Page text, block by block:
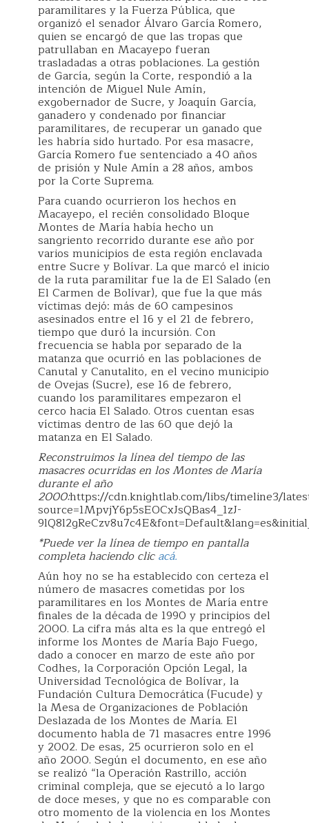
paramilitares y la Fuerza Pública, que
organizó el senador Álvaro García Romero,
quien se encargó de que las tropas que
patrullaban en Macayepo fueran
trasladadas a otras poblaciones. La gestión
de García, según la Corte, respondió a la
intención de Miguel Nule Amín,
exgobernador de Sucre, y Joaquín García,
ganadero y condenado por financiar
paramilitares, de recuperar un ganado que
les habría sido hurtado. Por esa masacre,
García Romero fue sentenciado a 40 años
de prisión y Nule Amín a 28 años, ambos
por la Corte Suprema.
Para cuando ocurrieron los hechos en
Macayepo, el recién consolidado Bloque
Montes de María había hecho un
sangriento recorrido durante ese año por
varios municipios de esta región enclavada
entre Sucre y Bolívar. La que marcó el inicio
de la ruta paramilitar fue la de El Salado (en
El Carmen de Bolívar), que fue la que más
víctimas dejó: más de 60 campesinos
asesinados entre el 16 y el 21 de febrero,
tiempo que duró la incursión. Con
frecuencia se habla por separado de la
matanza que ocurrió en las poblaciones de
Canutal y Canutalito, en el vecino municipio
de Ovejas (Sucre), ese 16 de febrero,
cuando los paramilitares empezaron el
cerco hacia El Salado. Otros cuentan esas
víctimas dentro de las 60 que dejó la
matanza en El Salado.
Reconstruimos la línea del tiempo de las
masacres ocurridas en los Montes de María
durante el año
2000:https://cdn.knightlab.com/libs/timeline3/
source=1MpvjY6p5sEOCxJsQBas4_1zJ-
*Puede ver la línea de tiempo en pantalla
completa haciendo clicacá.
Aún hoy no se ha establecido con certeza el
número de masacres cometidas por los
paramilitares en los Montes de María entre
finales de la década de 1990 y principios del
2000. La cifra más alta es la que entregó el
informe los Montes de María Bajo Fuego,
dado a conocer en marzo de este año por
Codhes, la Corporación Opción Legal, la
Universidad Tecnológica de Bolívar, la
Fundación Cultura Democrática (Fucude) y
la Mesa de Organizaciones de Población
Deslazada de los Montes de María. El
documento habla de 71 masacres entre 1996
y 2002. De esas, 25 ocurrieron solo en el
año 2000. Según el documento, en ese año
se realizó “la Operación Rastrillo, acción
criminal compleja, que se ejecutó a lo largo
de doce meses, y que no es comparable con
otro momento de la violencia en los Montes